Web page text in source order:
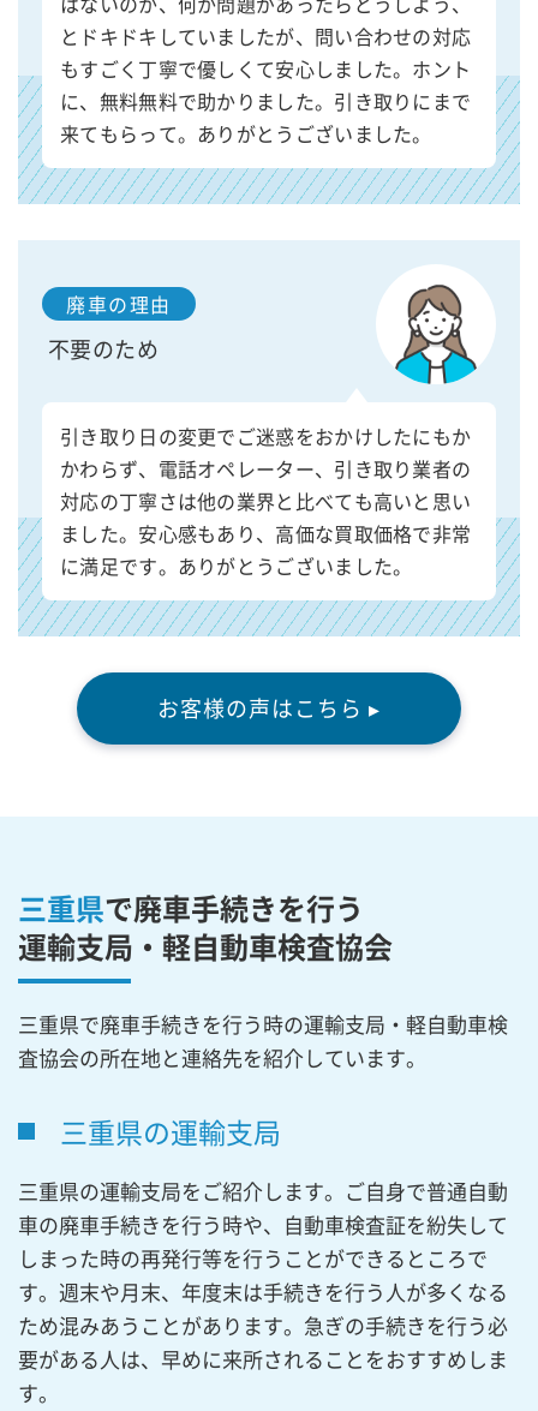
とドキドキしていましたが、問い合わせの対応
もすごく丁寧で優しくて安心しました。ホント
に、無料無料で助かりました。引き取りにまで
来てもらって。ありがとうございました。
廃車の理由
不要のため
引き取り日の変更でご迷惑をおかけしたにもか
かわらず、電話オペレーター、引き取り業者の
対応の丁寧さは他の業界と比べても高いと思い
ました。安心感もあり、高価な買取価格で非常
に満足です。ありがとうございました。
お客様の声はこちら ▸
三重県で廃車手続きを行う
運輸支局・軽自動車検査協会
三重県で廃車手続きを行う時の運輸支局・軽自動車検
査協会の所在地と連絡先を紹介しています。
三重県の運輸支局
三重県の運輸支局をご紹介します。ご自身で普通自動
車の廃車手続きを行う時や、自動車検査証を紛失して
しまった時の再発行等を行うことができるところで
す。週末や月末、年度末は手続きを行う人が多くなる
ため混みあうことがあります。急ぎの手続きを行う必
要がある人は、早めに来所されることをおすすめしま
す。